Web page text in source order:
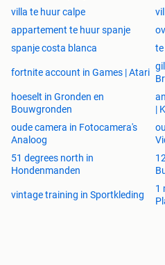
Afstand Antwerpen tot Villa
Luchthaven Reus : 25 Km
Luchthaven Barcelona : 85 Km
en gas zijn steeds
Waarborg: 400 euro (wordt na
Lakenpakket: 5 euro/pers
Eindreiniging: 175 euro
Airco/verwarming: 0,45 euro/
villa te huur calpe
appartement te huur spanje
spanje costa blanca
te
fortnite account in Games | Atari
hoeselt in Gronden en
Bouwgronden
|
oude camera in Fotocamera's
Analoog
51 degrees north in
Hondenmanden
vintage training in Sportkleding
1